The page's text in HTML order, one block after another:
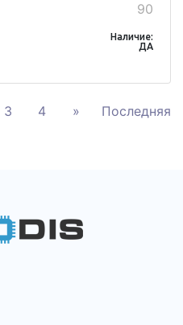
90
Наличие:
ДА
3 4 » Последняя